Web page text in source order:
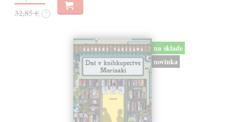
32,85 € ?
na sklade
novinka